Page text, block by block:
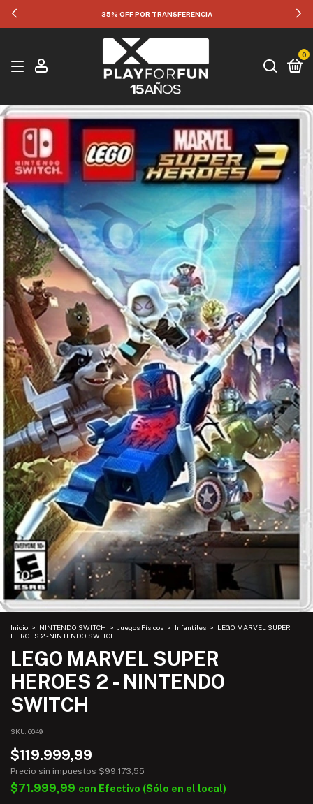
35% OFF POR TRANSFERENCIA
0
Inicio > NINTENDO SWITCH > Juegos Físicos > Infantiles > LEGO MARVEL SUPER
HEROES 2 - NINTENDO SWITCH
LEGO MARVEL SUPER
HEROES 2 - NINTENDO
SWITCH
SKU: 6049
$119.999,99
Precio sin impuestos $99.173,55
$71.999,99 con Efectivo (Sólo en el local)